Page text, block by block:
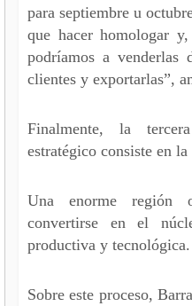
para septiembre u
que hacer homologar
podríamos a venderlas
clientes y exportarlas”,
Finalmente, la
estratégico consiste en
Una enorme región
convertirse en el
productiva y tecnológica.
Sobre este proceso,